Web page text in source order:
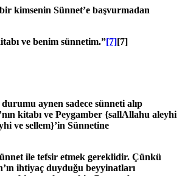
kimsenin Sünnet’e başvurmadan
ve benim sünnetim.”[7][7]
aynen sadece sünneti alıp
kitabı ve Peygamber {sallAllahu aleyhi
ve sellem}’in Sünnetine
ile tefsir etmek gereklidir. Çünkü
ihtiyaç duyduğu beyyinatları